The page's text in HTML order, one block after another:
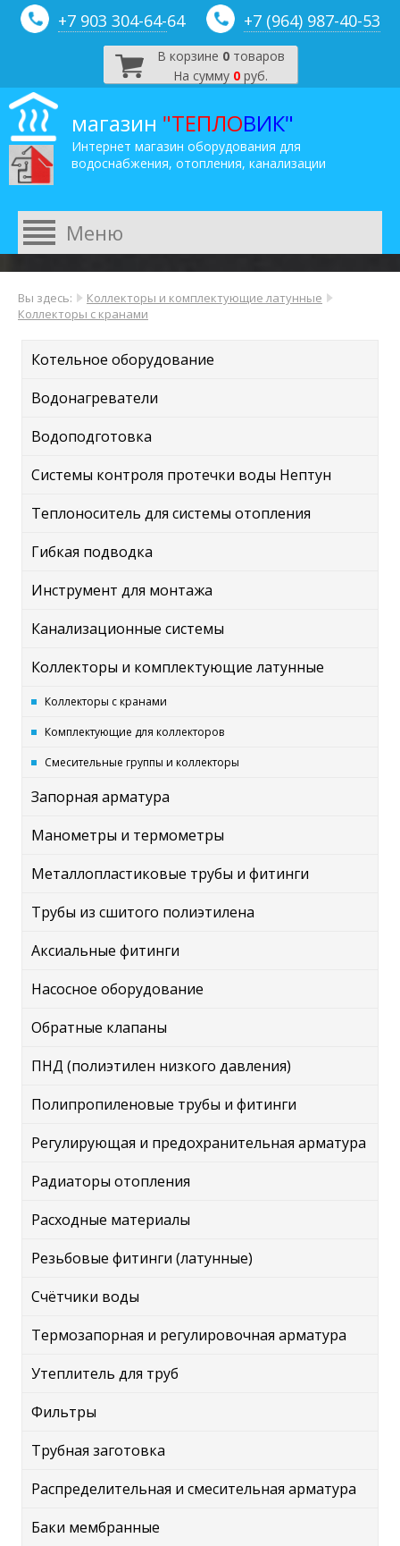
+7 903 304-64-64 +7 (964) 987-40-53
В корзине 0товаров
На сумму 0 руб.
магазин "ТЕПЛОВИК"
Интернет магазин оборудования для
водоснабжения, отопления, канализации
Вы здесь:
Коллекторы и комплектующие латунные
Коллекторы с кранами
Котельное оборудование
Водонагреватели
Водоподготовка
Системы контроля протечки воды Нептун
Теплоноситель для системы отопления
Гибкая подводка
Инструмент для монтажа
Канализационные системы
Коллекторы и комплектующие латунные
Коллекторы с кранами
Комплектующие для коллекторов
Смесительные группы и коллекторы
Запорная арматура
Манометры и термометры
Металлопластиковые трубы и фитинги
Трубы из сшитого полиэтилена
Аксиальные фитинги
Насосное оборудование
Обратные клапаны
ПНД (полиэтилен низкого давления)
Полипропиленовые трубы и фитинги
Регулирующая и предохранительная арматура
Радиаторы отопления
Расходные материалы
Резьбовые фитинги (латунные)
Счётчики воды
Термозапорная и регулировочная арматура
Утеплитель для труб
Фильтры
Трубная заготовка
Распределительная и смесительная арматура
Баки мембранные